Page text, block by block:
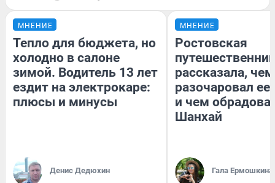
МНЕНИЕ
Тепло для бюджета, но
холодно в салоне
зимой. Водитель 13 лет
ездит на электрокаре:
плюсы и минусы
Денис Дедюхин
МНЕНИЕ
Ростовская
рассказала, чем
разочаровал
и чем
Шанхай
Гала Ермошкина